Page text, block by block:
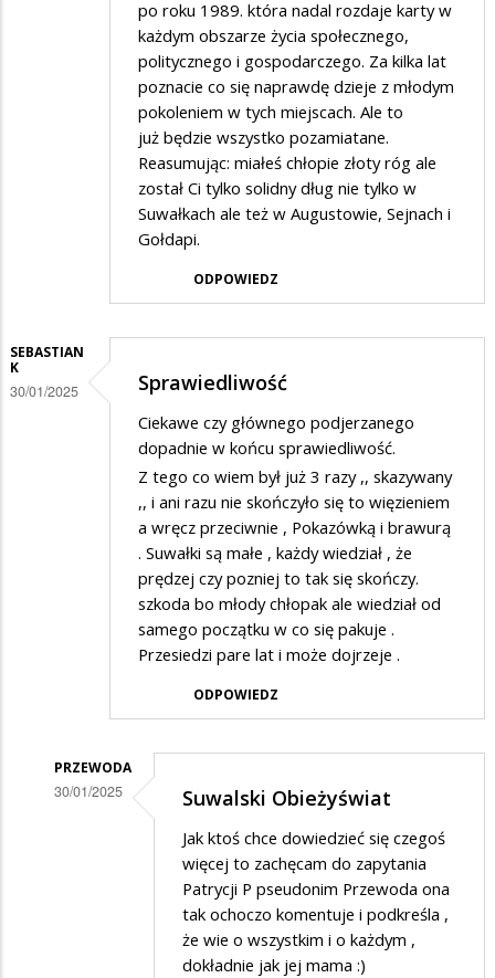
po roku 1989. która nadal rozdaje karty w
każdym obszarze życia społecznego,
politycznego i gospodarczego. Za kilka lat
poznacie co się naprawdę dzieje z młodym
pokoleniem w tych miejscach. Ale to
już będzie wszystko pozamiatane.
Reasumując: miałeś chłopie złoty róg ale
został Ci tylko solidny dług nie tylko w
Suwałkach ale też w Augustowie, Sejnach i
Gołdapi.
ODPOWIEDZ
SEBASTIAN
K
30/01/2025 Sprawiedliwość
Ciekawe czy głównego podjerzanego
dopadnie w końcu sprawiedliwość.
Z tego co wiem był już 3 razy ,, skazywany
,, i ani razu nie skończyło się to więzieniem
a wręcz przeciwnie , Pokazówką i brawurą
. Suwałki są małe , każdy wiedział , że
prędzej czy pozniej to tak się skończy.
szkoda bo młody chłopak ale wiedział od
samego początku w co się pakuje .
Przesiedzi pare lat i może dojrzeje .
ODPOWIEDZ
PRZEWODA
30/01/2025 Suwalski Obieżyświat
Jak ktoś chce dowiedzieć się czegoś
więcej to zachęcam do zapytania
Patrycji P pseudonim Przewoda ona
tak ochoczo komentuje i podkreśla ,
że wie o wszystkim i o każdym ,
dokładnie jak jej mama :)